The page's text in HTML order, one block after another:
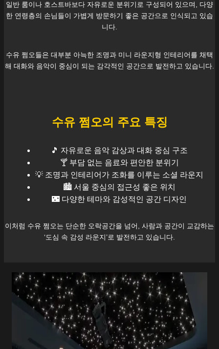
일반 룸이나 호스트바보다 자유로운 분위기로 구성되어 있으며, 다양
한 연령층의 손님들이 가볍게 방문하기 좋은 공간으로 인식되고 있습
니다.
수유 쩜오들은 대부분 아늑한 조명과 미니 라운지형 인테리어를 채택
해 대화와 음악이 중심이 되는 감각적인 공간으로 발전하고 있습니다.
수유쩜오의 주요 특징
🎵 자유로운 음악 감상과 대화 중심 구조
🍸 부담 없는 음료와 편안한 분위기
💡 조명과 인테리어가 조화를 이루는 소셜 라운지
🏙️ 서울 중심의 접근성 좋은 위치
🌃 다양한 테마와 감성적인 공간 디자인
이처럼 수유 쩜오는 단순한 오락공간을 넘어, 사람과 공간이 교감하는
‘도심 속 감성 라운지’로 발전하고 있습니다.